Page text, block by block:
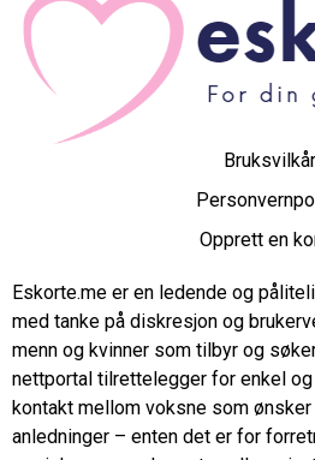
Bruksvilkår
Opprett en
Eskorte.me er en ledende og
med tanke på diskresjon og
menn og kvinner som tilbyr og
nettportal tilrettelegger for enkel
kontakt mellom voksne som
anledninger – enten det er for